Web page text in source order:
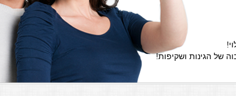
של הגינות ושקיפות!